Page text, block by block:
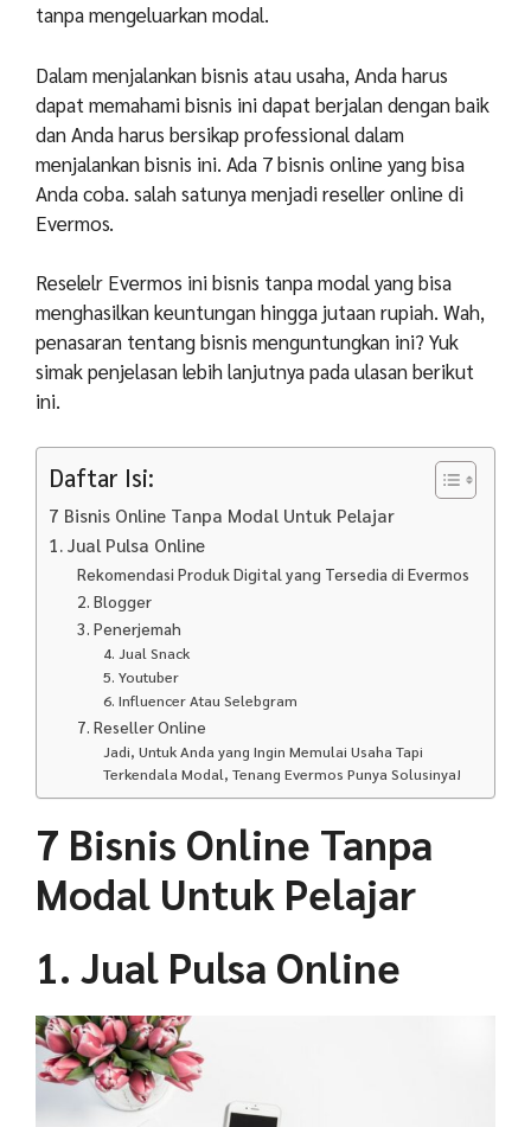
tanpa mengeluarkan modal.
Dalam menjalankan bisnis atau usaha, Anda harus
dapat memahami bisnis ini dapat berjalan dengan baik
dan Anda harus bersikap professional dalam
menjalankan bisnis ini. Ada 7 bisnis online yang bisa
Anda coba. salah satunya menjadi reseller online di
Evermos.
Reselelr Evermos ini bisnis tanpa modal yang bisa
menghasilkan keuntungan hingga jutaan rupiah. Wah,
penasaran tentang bisnis menguntungkan ini? Yuk
simak penjelasan lebih lanjutnya pada ulasan berikut
ini.
Daftar Isi:
7 Bisnis Online Tanpa Modal Untuk Pelajar
1. Jual Pulsa Online
Rekomendasi Produk Digital yang Tersedia di Evermos
2. Blogger
3. Penerjemah
4. Jual Snack
5. Youtuber
6. Influencer Atau Selebgram
7. Reseller Online
Jadi, Untuk Anda yang Ingin Memulai Usaha Tapi
Terkendala Modal, Tenang Evermos Punya Solusinya!
7 Bisnis Online Tanpa
Modal Untuk Pelajar
1. Jual Pulsa Online